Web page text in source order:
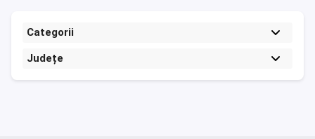
Categorii
Județe